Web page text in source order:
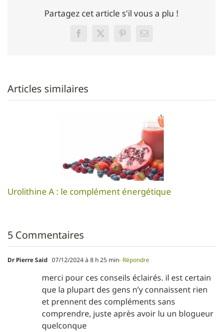
Partagez cet article s'il vous a plu !
FacebookTwitterPinterestEmail
Articles similaires
Urolithine A : le complément énergétique
5 Commentaires
Dr Pierre Said 07/12/2024 à 8 h 25 min- Répondre
merci pour ces conseils éclairés. il est certain
que la plupart des gens n’y connaissent rien
et prennent des compléments sans
comprendre, juste après avoir lu un blogueur
quelconque